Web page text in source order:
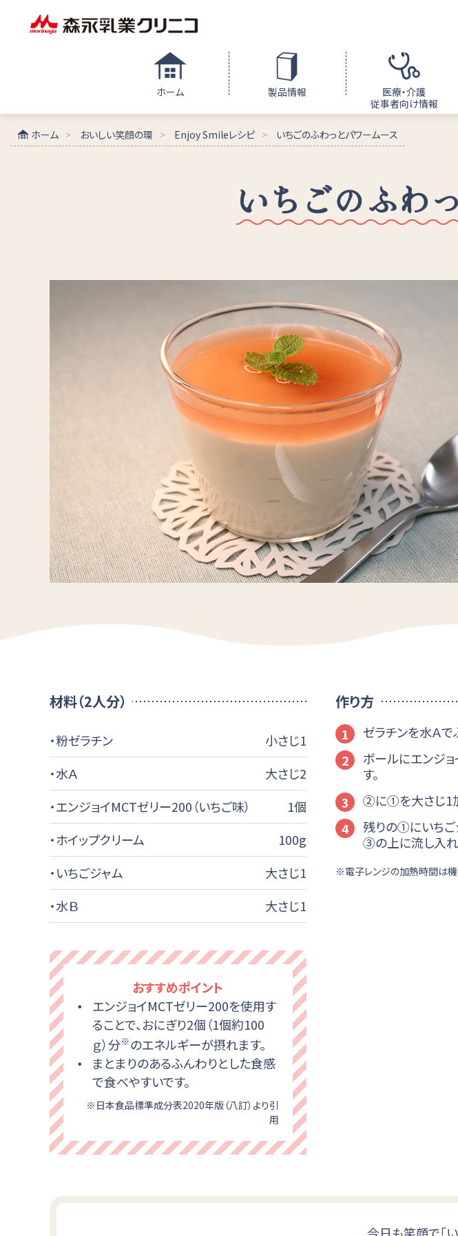
ホーム 製品情報
医療・介護
従事者向け情報
ホーム おいしい笑顔の環 Enjoy Smileレシピ いちごのふわっとパワームース
いちごのふわ
材料（2人分）
・粉ゼラチン
小さじ1
・水Ａ
大さじ2
・エンジョイMCTゼリー200（いちご味）
1個
・ホイップクリーム
100g
・いちごジャム
大さじ1
・水Ｂ
大さじ1
おすすめポイント
エンジョイMCTゼリー200を使用す
ることで、おにぎり2個（1個約100
ｇ）分※のエネルギーが摂れます。
まとまりのあるふんわりとした食感
で食べやすいです。
※日本食品標準成分表2020年版（八訂）より引
用
作り方
1
ゼラチンを水Ａで
2
ボールにエンジ
す。
3
②に①を大さじ1加
4
残りの①にいちご
③の上に流し入れ
電子レンジの加熱時間は機